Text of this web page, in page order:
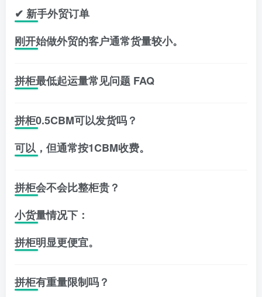
✔ 新手外贸订单
刚开始做外贸的客户通常货量较小。
拼柜最低起运量常见问题 FAQ
拼柜0.5CBM可以发货吗？
可以，但通常按1CBM收费。
拼柜会不会比整柜贵？
小货量情况下：
拼柜明显更便宜。
拼柜有重量限制吗？